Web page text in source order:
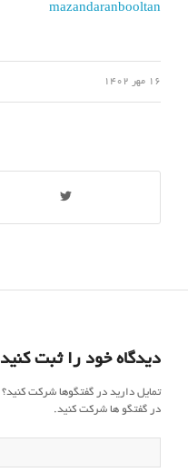
mazandaranbooltan
16 مهر 1402
دیدگاه خود را ثبت کنید
تمایل دارید در گفتگوها شرکت کنید؟
در گفتگو ها شرکت کنید.